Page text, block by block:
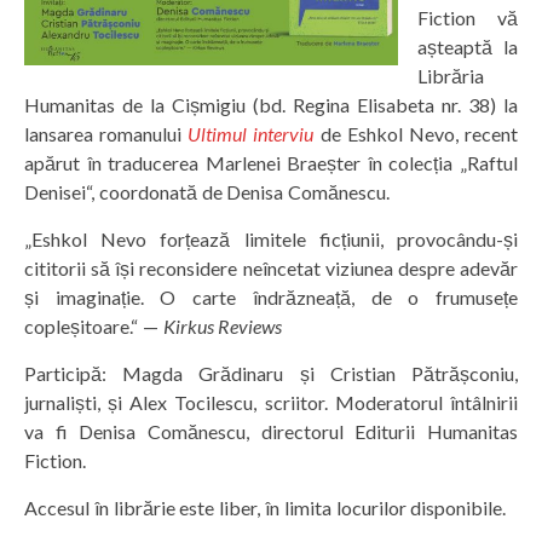
Fiction vă
așteaptă la
Librăria
Humanitas de la Cișmigiu (bd. Regina Elisabeta nr. 38) la
lansarea romanului Ultimul interviu de Eshkol Nevo, recent
apărut în traducerea Marlenei Braeșter în colecția „Raftul
Denisei“, coordonată de Denisa Comănescu.
„Eshkol Nevo forțează limitele ficțiunii, provocându-și
cititorii să își reconsidere neîncetat viziunea despre adevăr
și imaginație. O carte îndrăzneață, de o frumusețe
copleșitoare.“ — Kirkus Reviews
Participă: Magda Grădinaru și Cristian Pătrășconiu,
jurnaliști, și Alex Tocilescu, scriitor. Moderatorul întâlnirii
va fi Denisa Comănescu, directorul Editurii Humanitas
Fiction.
Accesul în librărie este liber, în limita locurilor disponibile.